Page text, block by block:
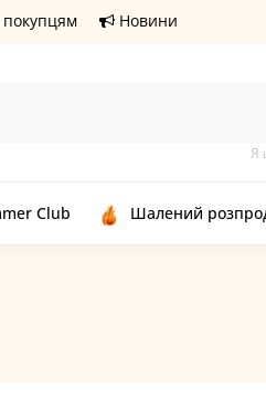
Новини
Я
Club Шалений